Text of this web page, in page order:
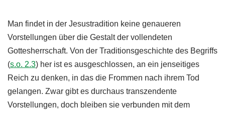
Man findet in der Jesustradition keine genaueren
Vorstellungen über die Gestalt der vollendeten
Gottesherrschaft. Von der Traditionsgeschichte des Begriffs
(s.o. 2.3) her ist es ausgeschlossen, an ein jenseitiges
Reich zu denken, in das die Frommen nach ihrem Tod
gelangen. Zwar gibt es durchaus transzendente
Vorstellungen, doch bleiben sie verbunden mit dem